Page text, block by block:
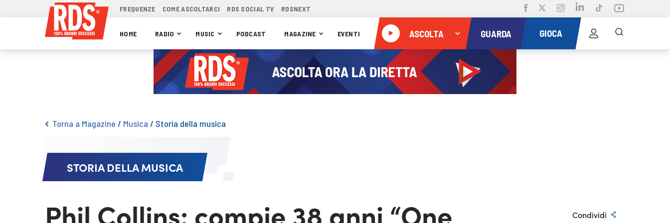
FREQUENZE COME ASCOLTARCI RDS SOCIAL TV RDSNEXT
HOME RADIO MUSIC PODCAST MAGAZINE EVENTI ASCOLTA GUARDA GIOCA
Torna a Magazine / Musica / Storia della musica
STORIA DELLA MUSICA
Phil Collins: compie 38 anni “One Condividi